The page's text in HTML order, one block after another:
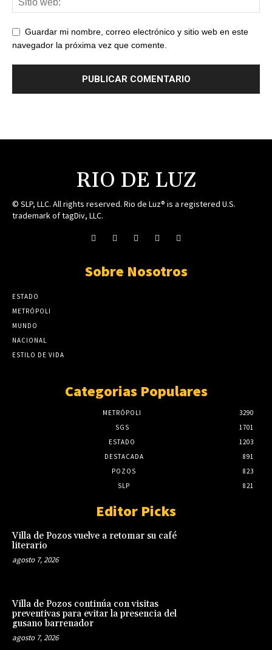
Guardar mi nombre, correo electrónico y sitio web en este
navegador la próxima vez que comente.
RIO DE LUZ
© SLP, LLC. All rights reserved. Rio de Luz® is a registered U.S.
trademark of tagDiv, LLC.
Sobre Nosotros
ESTADO
METRÓPOLI
MUNDO
NACIONAL
ESTILO DE VIDA
Categorias Populares
METRÓPOLI
3290
SGS
1701
ESTADO
1203
DESTACADA
891
POZOS
823
SLP
821
Editor Picks
Villa de Pozos vuelve a retomar su café
literario
agosto 7, 2026
Villa de Pozos continúa con visitas
preventivas para evitar la presencia del
gusano barrenador
agosto 7, 2026